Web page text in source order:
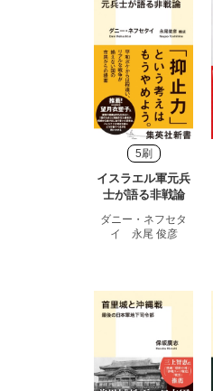
5刷
イスラエル軍元兵
士が語る非戦論
ダニー・ネフセタ
イ 永尾 俊彦